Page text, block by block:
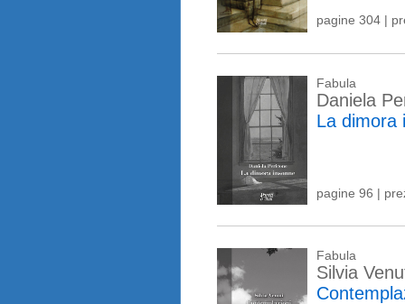
pagine 304 |
Fabula
Daniela
La dimora
pagine 96 |
Fabula
Silvia